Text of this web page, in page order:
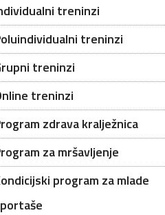
treninzi
treninzi
treninzi
treninzi
zdrava kralježnica
za mršavljenje
program za mlade